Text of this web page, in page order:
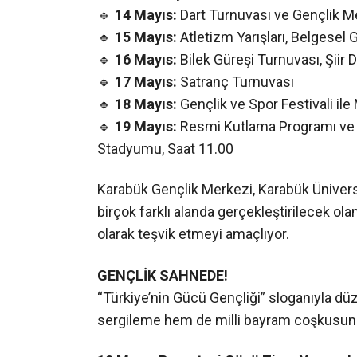
🔹 14 Mayıs: Dart Turnuvası ve Gençlik
🔹 15 Mayıs: Atletizm Yarışları, Belgesel
🔹 16 Mayıs: Bilek Güreşi Turnuvası, Şiir
🔹 17 Mayıs: Satranç Turnuvası
🔹 18 Mayıs: Gençlik ve Spor Festivali
🔹 19 Mayıs: Resmi Kutlama Programı
Stadyumu, Saat 11.00
Karabük Gençlik Merkezi, Karabük
birçok farklı alanda gerçekleştirilecek
olarak teşvik etmeyi amaçlıyor.
GENÇLİK SAHNEDE!
“Türkiye’nin Gücü Gençliği” sloganıyla
sergileme hem de milli bayram